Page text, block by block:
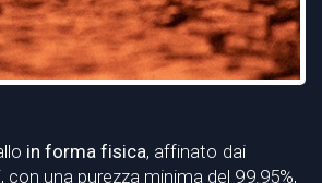
in forma fisica, affinato dai
con una purezza minima del 99.95%,